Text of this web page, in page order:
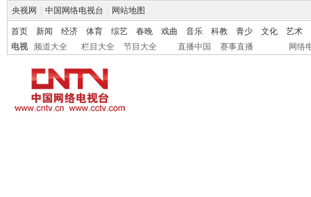
央视网 中国网络电视台 网站地图
首页 新闻 经济 体育 综艺 春晚 戏曲 音乐 科教 青少 文化
艺术
电视
频道大全 栏目大全 节目大全 直播中国 赛事直播 网络